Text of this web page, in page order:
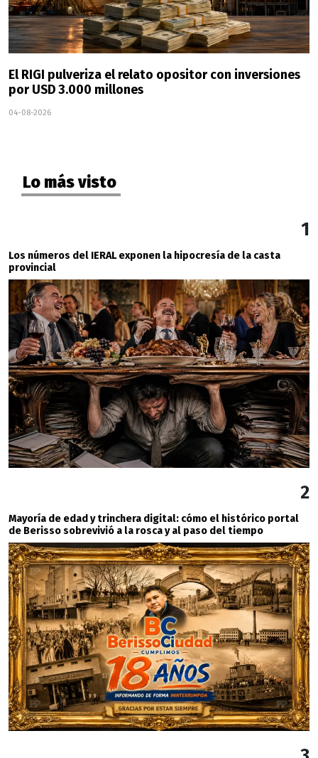
El RIGI pulveriza el relato opositor con inversiones
por USD 3.000 millones
04-08-2026
Lo más visto
1
Los números del IERAL exponen la hipocresía de la casta
provincial
2
Mayoría de edad y trinchera digital: cómo el histórico portal
de Berisso sobrevivió a la rosca y al paso del tiempo